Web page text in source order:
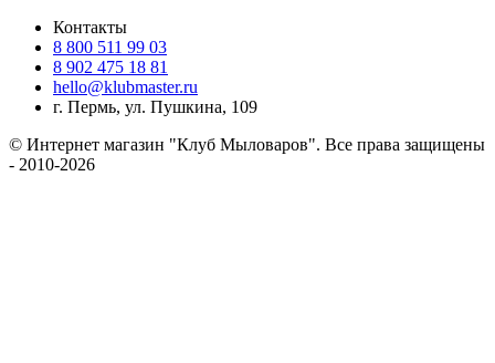
Контакты
8 800 511 99 03
8 902 475 18 81
hello@klubmaster.ru
г. Пермь, ул. Пушкина, 109
© Интернет магазин "Клуб Мыловаров". Все права защищены
- 2010-2026